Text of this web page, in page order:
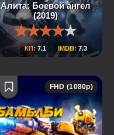
Алита: Боевой ангел
(2019)
КП:7.1 IMDB: 7.3
FHD (1080p)